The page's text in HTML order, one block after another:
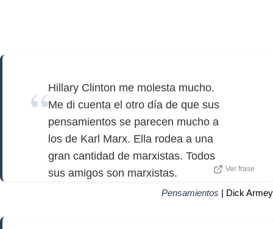
Hillary Clinton me molesta mucho.
Me di cuenta el otro día de que sus
pensamientos se parecen mucho a
los de Karl Marx. Ella rodea a una
gran cantidad de marxistas. Todos
sus amigos son marxistas.
Ver frase
Pensamientos | Dick Armey